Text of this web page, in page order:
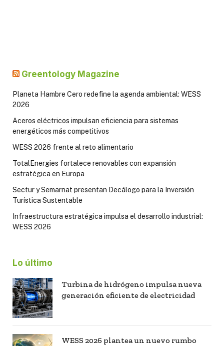
Greentology Magazine
Planeta Hambre Cero redefine la agenda ambiental: WESS
2026
Aceros eléctricos impulsan eficiencia para sistemas
energéticos más competitivos
WESS 2026 frente al reto alimentario
TotalEnergies fortalece renovables con expansión
estratégica en Europa
Sectur y Semarnat presentan Decálogo para la Inversión
Turística Sustentable
Infraestructura estratégica impulsa el desarrollo industrial:
WESS 2026
Lo último
Turbina de hidrógeno impulsa nueva
generación eficiente de electricidad
WESS 2026 plantea un nuevo rumbo